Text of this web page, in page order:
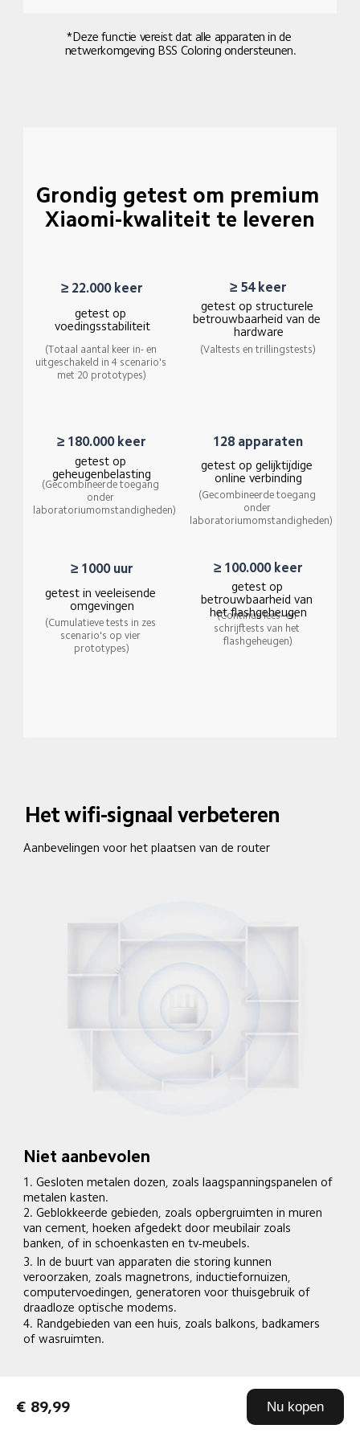
€ 89,99 Nu kopen
*Deze functie vereist dat alle apparaten in de
netwerkomgeving BSS Coloring ondersteunen.
Grondig getest om premium
Xiaomi-kwaliteit te leveren
≥ 22.000 keer
getest op
voedingsstabiliteit
(Totaal aantal keer in- en
uitgeschakeld in 4 scenario's
met 20 prototypes)
≥ 54 keer
getest op structurele
betrouwbaarheid van de
hardware
(Valtests en trillingstests)
≥ 180.000 keer
getest op
geheugenbelasting
(Gecombineerde toegang
onder
laboratoriumomstandigheden)
128 apparaten
getest op gelijktijdige
online verbinding
(Gecombineerde toegang
onder
laboratoriumomstandigheden)
≥ 100.000 keer
getest op
betrouwbaarheid van
het flashgeheugen
(Continue lees- en
schrijftests van het
flashgeheugen)
≥ 1000 uur
getest in veeleisende
omgevingen
(Cumulatieve tests in zes
scenario's op vier
prototypes)
Het wifi-signaal verbeteren
Aanbevelingen voor het plaatsen van de router
Niet aanbevolen
1. Gesloten metalen dozen, zoals laagspanningspanelen of
metalen kasten.
2. Geblokkeerde gebieden, zoals opbergruimten in muren
van cement, hoeken afgedekt door meubilair zoals
banken, of in schoenkasten en tv-meubels.
3. In de buurt van apparaten die storing kunnen
veroorzaken, zoals magnetrons, inductiefornuizen,
computervoedingen, generatoren voor thuisgebruik of
draadloze optische modems.
4. Randgebieden van een huis, zoals balkons, badkamers
of wasruimten.
Aanbevolen